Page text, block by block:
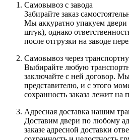
Самовывоз с завода
Забирайте заказ
Мы аккуратно упакуем двери
штук), однако
после отгрузки на заводе
Самовывоз через
Выбирайте любую
заключайте с ней договор.
представителю, и с этого
сохранность заказа лежит на
Адресная доставка нашим
Доставим двери по любому
заказе адресной доставки